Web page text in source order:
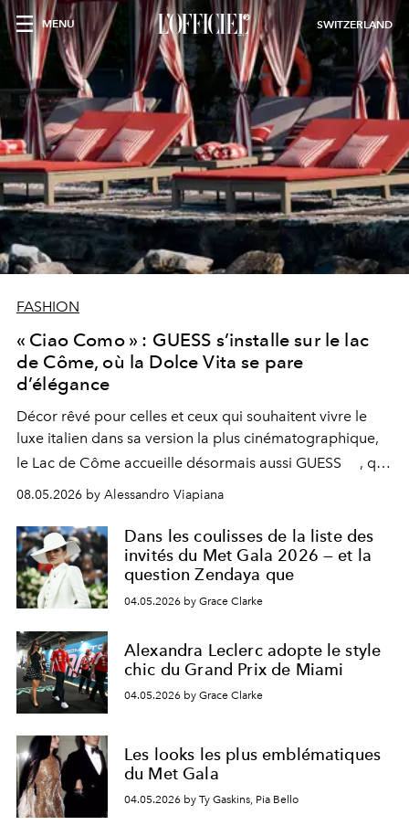
MENU SWITZERLAND
FASHION
« Ciao Como » : GUESS s’installe sur le lac
de Côme, où la Dolce Vita se pare
d’élégance
Décor rêvé pour celles et ceux qui souhaitent vivre le
luxe italien dans sa version la plus cinématographique,
le Lac de Côme accueille désormais aussi GUESS
, qui
signe un takeover entre boutiques, hôtels, bateaux et
fragrances. L’une des opérations de style les plus
réussies de la saison.
08.05.2026 by Alessandro Viapiana
Dans les coulisses de la liste des
invités du Met Gala 2026 — et la
question Zendaya que
04.05.2026 by Grace Clarke
Alexandra Leclerc adopte le style
chic du Grand Prix de Miami
04.05.2026 by Grace Clarke
Les looks les plus emblématiques
du Met Gala
04.05.2026 by Ty Gaskins, Pia Bello